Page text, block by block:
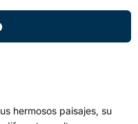
hermosos paisajes, su